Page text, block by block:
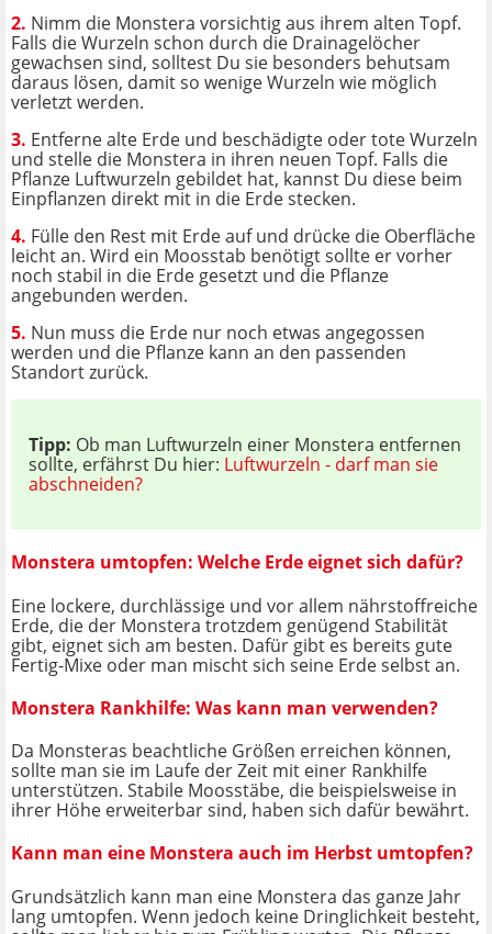
2. Nimm die Monstera vorsichtig aus ihrem alten Topf.
Falls die Wurzeln schon durch die Drainagelöcher
gewachsen sind, solltest Du sie besonders behutsam
daraus lösen, damit so wenige Wurzeln wie möglich
verletzt werden.
3. Entferne alte Erde und beschädigte oder tote Wurzeln
und stelle die Monstera in ihren neuen Topf. Falls die
Pflanze Luftwurzeln gebildet hat, kannst Du diese beim
Einpflanzen direkt mit in die Erde stecken.
4. Fülle den Rest mit Erde auf und drücke die Oberfläche
leicht an. Wird ein Moosstab benötigt sollte er vorher
noch stabil in die Erde gesetzt und die Pflanze
angebunden werden.
5. Nun muss die Erde nur noch etwas angegossen
werden und die Pflanze kann an den passenden
Standort zurück.
Tipp: Ob man Luftwurzeln einer Monstera entfernen
sollte, erfährst Du hier: Luftwurzeln - darf man sie
abschneiden?
Monstera umtopfen: Welche Erde eignet sich dafür?
Eine lockere, durchlässige und vor allem nährstoffreiche
Erde, die der Monstera trotzdem genügend Stabilität
gibt, eignet sich am besten. Dafür gibt es bereits gute
Fertig-Mixe oder man mischt sich seine Erde selbst an.
Monstera Rankhilfe: Was kann man verwenden?
Da Monsteras beachtliche Größen erreichen können,
sollte man sie im Laufe der Zeit mit einer Rankhilfe
unterstützen. Stabile Moosstäbe, die beispielsweise in
ihrer Höhe erweiterbar sind, haben sich dafür bewährt.
Kann man eine Monstera auch im Herbst umtopfen?
Grundsätzlich kann man eine Monstera das ganze Jahr
lang umtopfen. Wenn jedoch keine Dringlichkeit besteht,